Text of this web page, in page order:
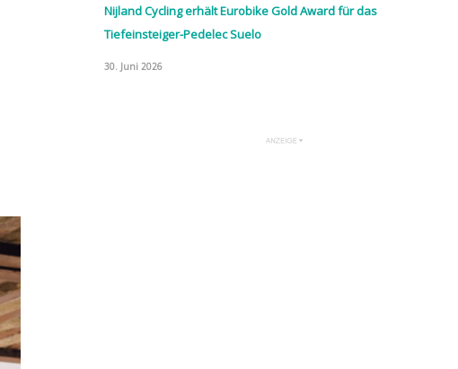
Nijland Cycling erhält Eurobike Gold Award für das
Tiefeinsteiger-Pedelec Suelo
30. Juni 2026